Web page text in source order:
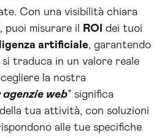
Con una visibilità chiara
misurare il
ROI
dei tuoi
artificiale, garantendo
traduca in un valore reale
la nostra
web” significa
tua attività, con soluzioni
alle tue specifiche